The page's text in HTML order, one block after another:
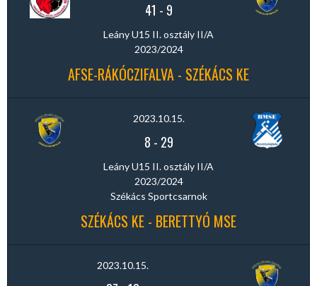
41 - 9
Leány U15 II. osztály II/A
2023/2024
AFSE-RÁKÓCZIFALVA - SZÉKÁCS KE
2023.10.15.
8 - 29
Leány U15 II. osztály II/A
2023/2024
Székács Sportcsarnok
SZÉKÁCS KE - BERETTYÓ MSE
2023.10.15.